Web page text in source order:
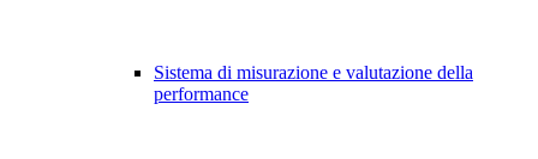
Sistema di misurazione e valutazione della
performance